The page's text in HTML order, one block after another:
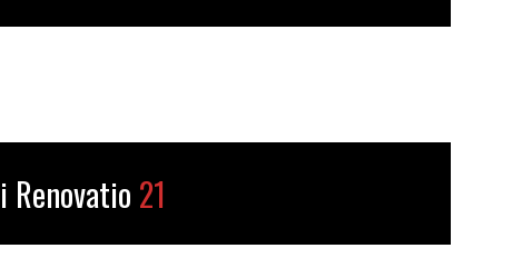
Renovatio 21